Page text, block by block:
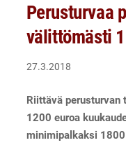
Perusturvaa
välittömästi
27.3.2018
Riittävä perusturvan
1200 euroa
minimipalkaksi